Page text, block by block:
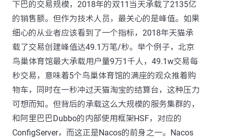
下巴的交易规模，2018年的双11当天承载了2135亿
的销售额。但作为技术人员，最关心的是峰值。如果
细心的从业者应该看到了一个指标，2018年天猫承
载了交易创建峰值达49.1万笔/秒。举个例子，北京
鸟巢体育馆最大承载用户量9万1千人，49.1w交易每
秒交易，意味着5个鸟巢体育馆的满座的观众推着购
物车，同时在一秒冲过天猫淘宝的结算台，这种压力
可想而知。但背后的承载这么大规模的服务集群的，
和阿里巴巴Dubbo的内部使用框架HSF，对应的
ConfigServer，而这正是Nacos的前身之一。Nacos